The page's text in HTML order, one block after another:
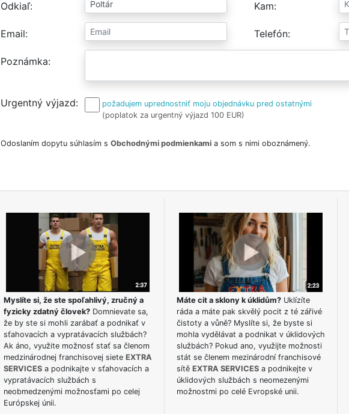
Odkiaľ Kam
Email Telefón
Poznámka
Urgentný výjazd
požadujem uprednostniť moju objednávku pred ostatnými
(poplatok za urgentný výjazd 100 EUR)
Odoslaním dopytu súhlasím s Obchodnými podmienkamia som s nimi oboznámený.
Myslíte si, že ste spoľahlivý, zručný a
fyzicky zdatný človek?Domnievate sa,
že by ste si mohli zarábať a podnikať v
sťahovacích a vypratávacích službách?
Ak áno, využite možnosť stať sa členom
medzinárodnej franchisovej siete EXTRA
SERVICESa podnikajte v sťahovacích a
vypratávacích službách s
neobmedzenými možnosťami po celej
Európskej únii.
Máte cit a sklony k úklidům?Uklízíte
ráda a máte pak skvělý pocit z té zářivé
čistoty a vůně? Myslíte si, že byste si
mohla vydělávat a podnikat v úklidových
službách? Pokud ano, využijte možnosti
stát se členem mezinárodní franchisové
sítě EXTRA SERVICESa podnikejte v
úklidových službách s neomezenými
možnostmi po celé Evropské unii.